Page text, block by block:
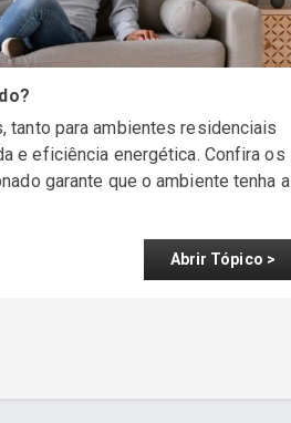
tanto para ambientes residenciais
e eficiência energética. Confira os
garante que o ambiente tenha a
Abrir Tópico >